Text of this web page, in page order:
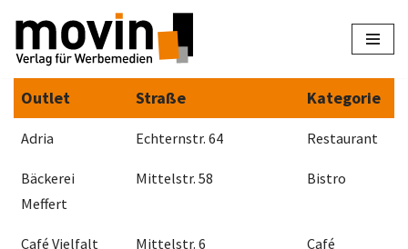
Zum
Inhalt
springen
Outlet Straße Kategorie
Adria Echternstr. 64 Restaurant
Bäckerei
Meffert
Mittelstr. 58 Bistro
Café Vielfalt Mittelstr. 6 Café